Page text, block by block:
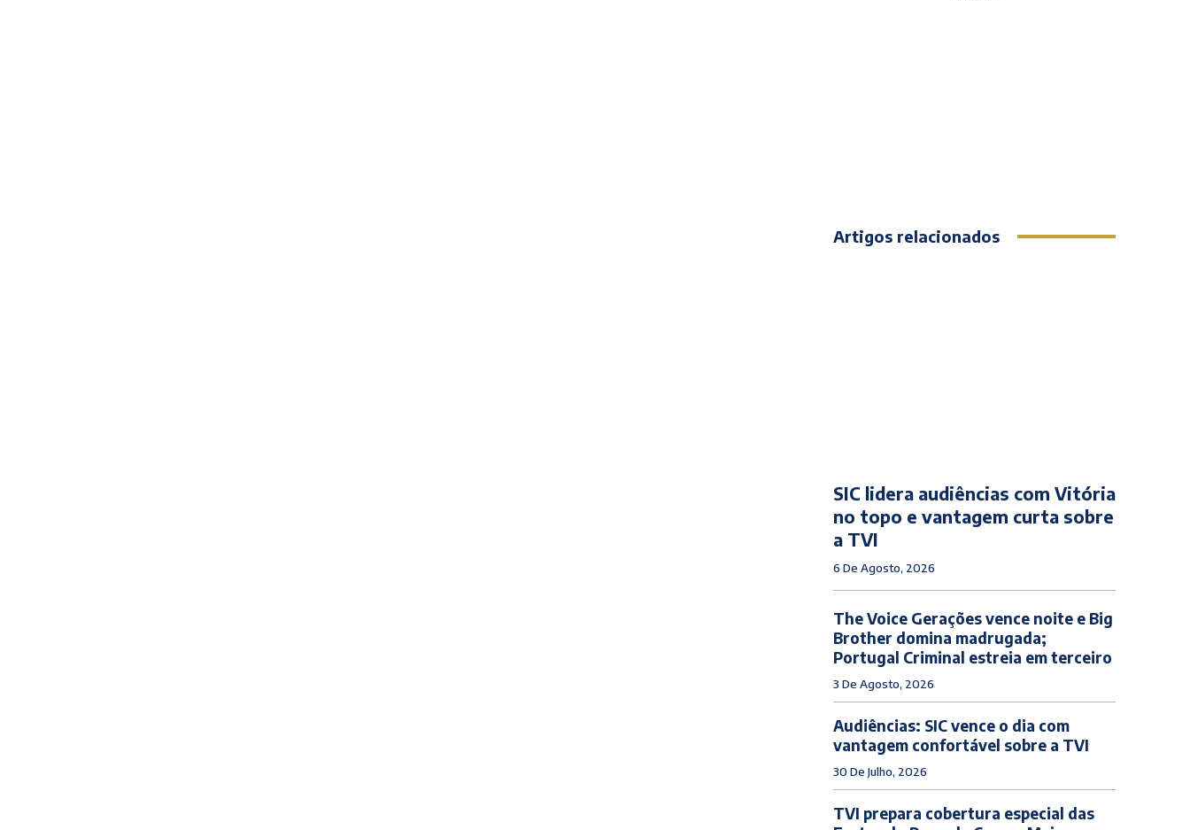
Artigos relacionados
SIC lidera audiências com Vitória
no topo e vantagem curta sobre
a TVI
6 De Agosto, 2026
The Voice Gerações vence noite e Big
Brother domina madrugada;
Portugal Criminal estreia em terceiro
3 De Agosto, 2026
Audiências: SIC vence o dia com
vantagem confortável sobre a TVI
30 De Julho, 2026
TVI prepara cobertura especial das